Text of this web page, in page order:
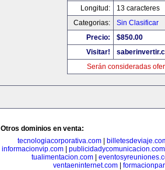
Longitud:
13 caracteres
Categorias:
Sin Clasificar
Precio:
$850.00
Visitar!
Serán consideradas
Otros dominios en venta:
tecnologiacorporativa.com|
informacionvip.com| publicidadycomunicacion.com
tualimentacion.com
ventaeninternet.com|